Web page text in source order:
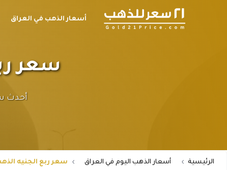
أسعار الذهب في العراق
سعر ربع
الرئيسية أسعار الذهب اليوم في العراق سعر ربع الجنيه الذهب عيار 21